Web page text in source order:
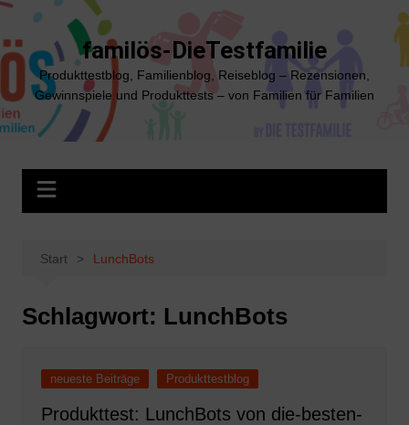
Zum
springen
familös-DieTestfamilie
Produkttestblog, Familienblog, Reiseblog – Rezensionen,
Gewinnspiele und Produkttests – von Familien für Familien
Start LunchBots
Schlagwort: LunchBots
neueste Beiträge Produkttestblog
Produkttest: LunchBots von die-besten-